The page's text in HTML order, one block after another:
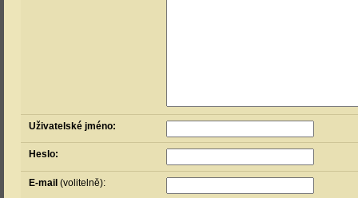
Uživatelské jméno:
Heslo:
E-mail (volitelně):